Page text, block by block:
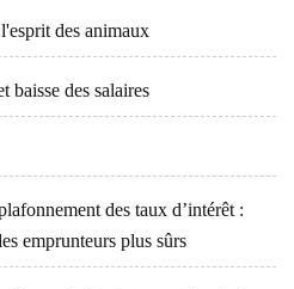
des animaux
baisse des salaires
des taux d’intérêt :
emprunteurs plus sûrs